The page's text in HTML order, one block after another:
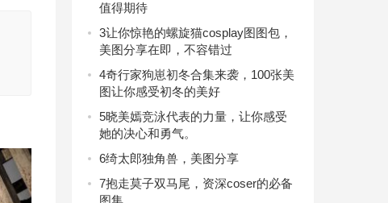
值得期待
3让你惊艳的螺旋猫cosplay图图包，
美图分享在即，不容错过
4奇行家狗崽初冬合集来袭，100张美
图让你感受初冬的美好
5晓美嫣竞泳代表的力量，让你感受
她的决心和勇气。
6绮太郎独角兽，美图分享
7抱走莫子双马尾，资深coser的必备
图集